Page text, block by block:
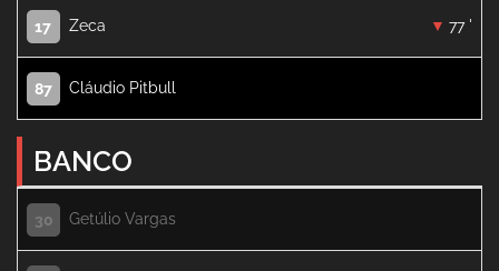
17 Zeca 77 '
87 Cláudio Pitbull
BANCO
30 Getúlio Vargas